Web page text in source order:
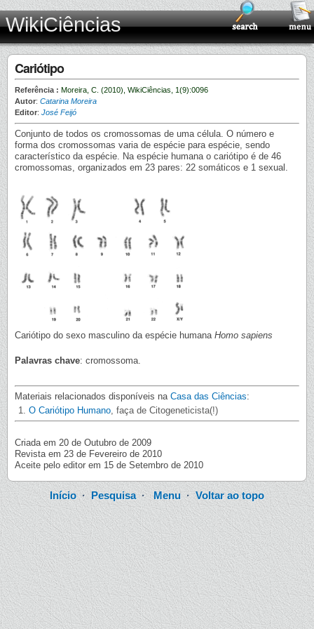
WikiCiências
Cariótipo
Referência : Moreira, C. (2010), WikiCiências, 1(9):0096
Autor: Catarina Moreira
Editor: José Feijó
Conjunto de todos os cromossomas de uma célula. O número e
forma dos cromossomas varia de espécie para espécie, sendo
característico da espécie. Na espécie humana o cariótipo é de 46
cromossomas, organizados em 23 pares: 22 somáticos e 1 sexual.
Cariótipo do sexo masculino da espécie humana Homo sapiens
Palavras chave: cromossoma.
Materiais relacionados disponíveis na Casa das Ciências:
O Cariótipo Humano, faça de Citogeneticista(!)
Criada em 20 de Outubro de 2009
Revista em 23 de Fevereiro de 2010
Aceite pelo editor em 15 de Setembro de 2010
Início· Pesquisa·Menu ·Voltar ao topo